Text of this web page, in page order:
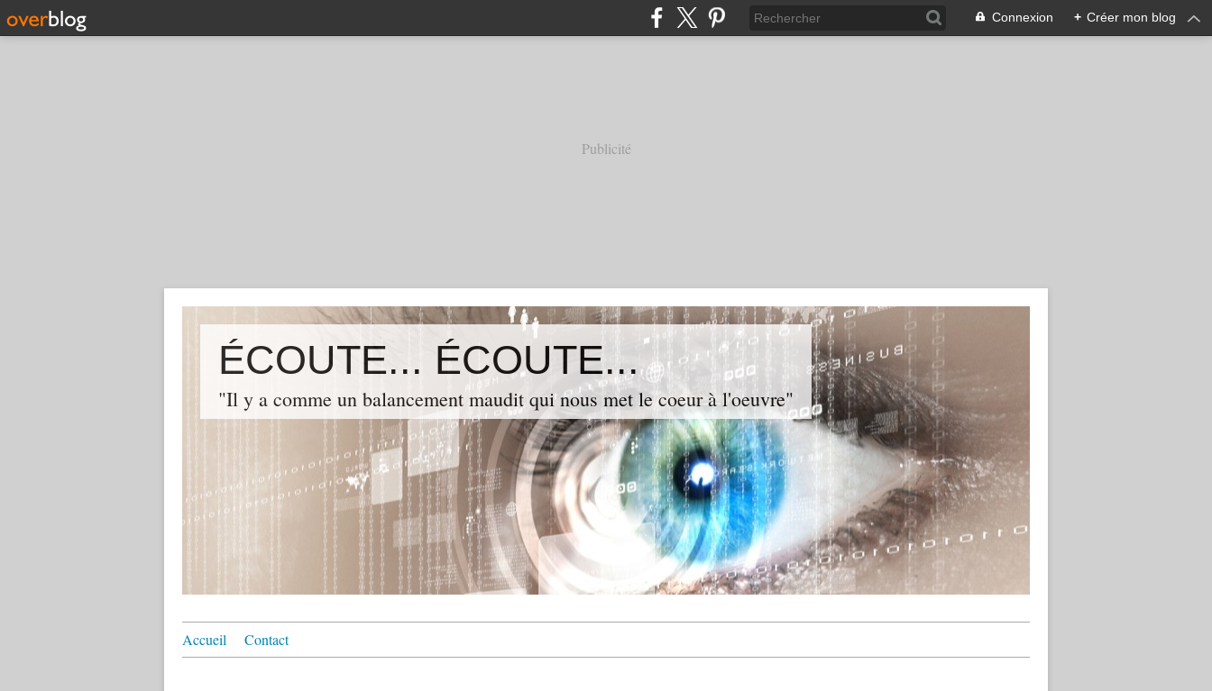
Connexion + Créer mon blog
Publicité
ÉCOUTE... ÉCOUTE...
"Il y a comme un balancement maudit qui nous met le coeur à l'oeuvre"
Accueil Contact